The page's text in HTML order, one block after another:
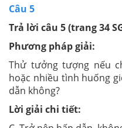
Câu 5
Trả lời câu 5 (trang 34
Phương pháp giải:
Thử tưởng tượng nếu
hoặc nhiều tình huống
dẫn không?
Lời giải chi tiết: